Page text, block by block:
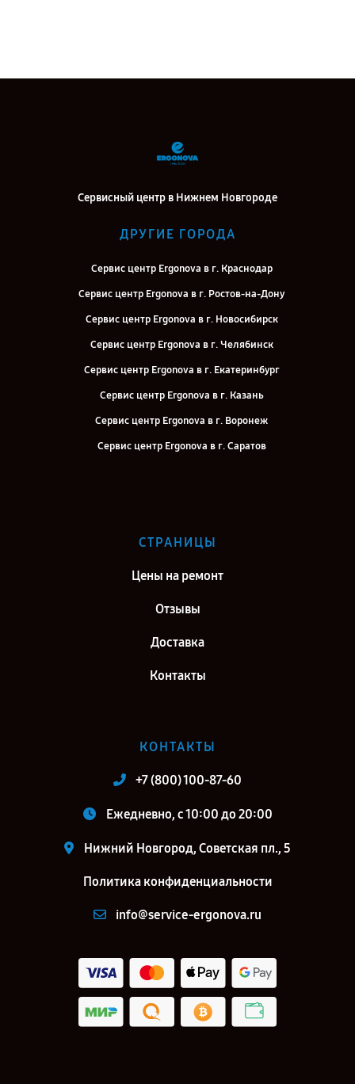
Сервисный центр в Нижнем Новгороде
ДРУГИЕ ГОРОДА
Сервис центр Ergonova в г. Краснодар
Сервис центр Ergonova в г. Ростов-на-Дону
Сервис центр Ergonova в г. Новосибирск
Сервис центр Ergonova в г. Челябинск
Сервис центр Ergonova в г. Екатеринбург
Сервис центр Ergonova в г. Казань
Сервис центр Ergonova в г. Воронеж
Сервис центр Ergonova в г. Саратов
Сервис центр Ergonova в г. Санкт-Петербург
СТРАНИЦЫ
Цены на ремонт
Отзывы
Доставка
Контакты
КОНТАКТЫ
+7 (800) 100-87-60
Ежедневно, с 10:00 до 20:00
Нижний Новгород, Советская пл., 5
Политика конфиденциальности
info@service-ergonova.ru